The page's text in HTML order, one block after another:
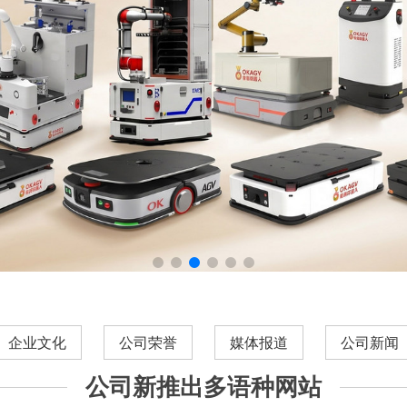
企业文化 公司荣誉 媒体报道 公司新闻
公司新推出多语种网站